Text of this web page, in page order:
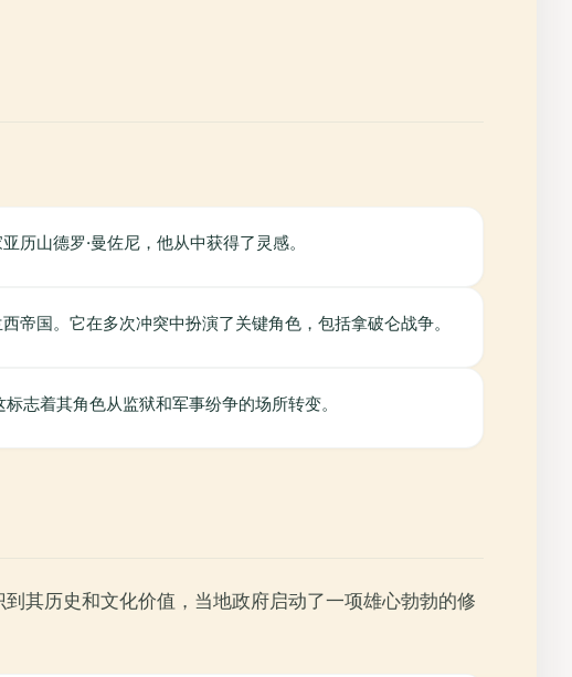
山德罗·曼佐尼，他从中获得了灵感。
国。它在多次冲突中扮演了关键角色，包括拿破仑战争。
志着其角色从监狱和军事纷争的场所转变。
其历史和文化价值，当地政府启动了一项雄心勃勃的修